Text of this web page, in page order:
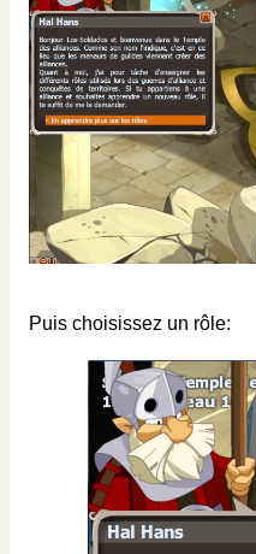
Puis choisissez un rôle: